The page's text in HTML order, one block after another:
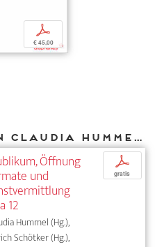
p
€ 45,00
Weitere Texte von Claudia Hummel bei DIAPHANES
Öffnung
und
12
Hummel (Hg.),
Schötker (Hg.),
p
gratis